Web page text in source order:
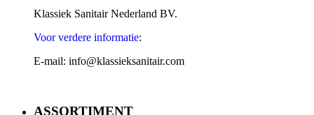
Klassiek Sanitair Nederland BV.
Voor verdere informatie:
E-mail: info@klassieksanitair.com
ASSORTIMENT